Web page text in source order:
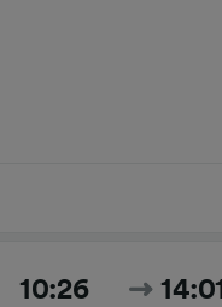
10:26 14:01